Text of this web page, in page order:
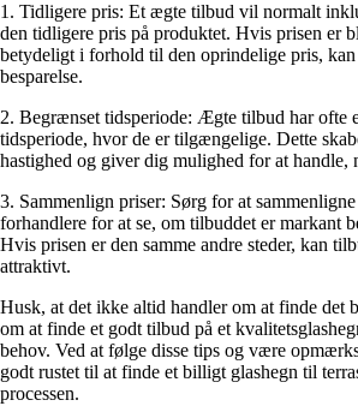
1. Tidligere pris: Et ægte tilbud vil normalt
den tidligere pris på produktet. Hvis prisen er
betydeligt i forhold til den oprindelige pris,
besparelse.
2. Begrænset tidsperiode: Ægte tilbud har ofte
tidsperiode, hvor de er tilgængelige. Dette
hastighed og giver dig mulighed for at handle,
3. Sammenlign priser: Sørg for at
forhandlere for at se, om tilbuddet er markant
Hvis prisen er den samme andre steder, kan
attraktivt.
Husk, at det ikke altid handler om at finde det
om at finde et godt tilbud på et
behov. Ved at følge disse tips og være
godt rustet til at finde et billigt glashegn til
processen.